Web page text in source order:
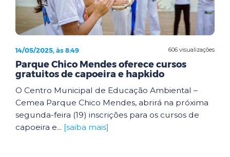
606 visualizações
14/05/2025, às 8:49
Parque Chico Mendes oferece cursos
gratuitos de capoeira e hapkido
O Centro Municipal de Educação Ambiental –
Cemea Parque Chico Mendes, abrirá na próxima
segunda-feira (19) inscrições para os cursos de
capoeira e... [saiba mais]